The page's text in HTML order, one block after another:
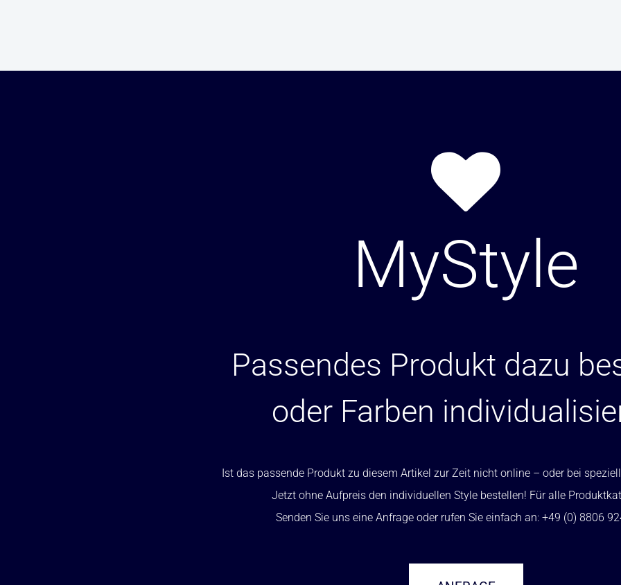
MyStyle
Passendes Produkt dazu
oder Farben
Ist das passende Produkt zu diesem Artikel zur Zeit nicht online – oder bei
Jetzt ohne Aufpreis den individuellen Style bestellen! Für alle
Senden Sie uns eine Anfrage oder rufen Sie einfach an: +49 (0) 8806